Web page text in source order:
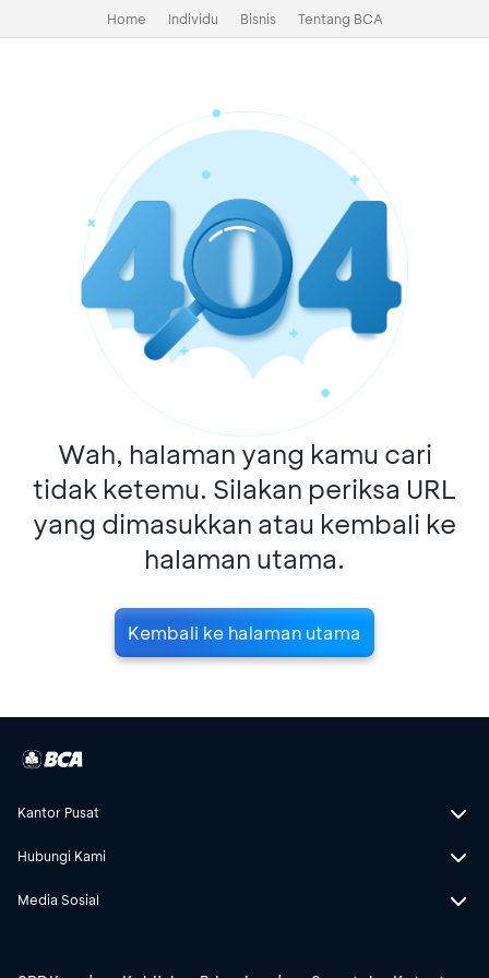
Home Individu Bisnis Tentang BCA
Wah, halaman yang kamu cari
tidak ketemu. Silakan periksa URL
yang dimasukkan atau kembali ke
halaman utama.
Kembali ke halaman utama
Kantor Pusat
Hubungi Kami
Media Sosial